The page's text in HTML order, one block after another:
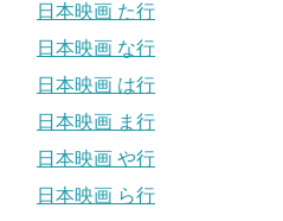
日本映画 た行
日本映画 な行
日本映画 は行
日本映画 ま行
日本映画 や行
日本映画 ら行